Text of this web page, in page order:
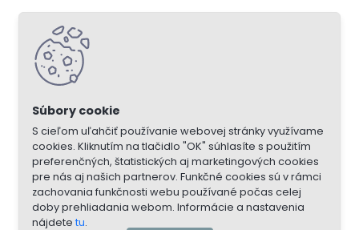
S cieľom uľahčiť používanie webovej stránky využívame
cookies. Kliknutím na tlačidlo "OK" súhlasíte s použitím
preferenčných, štatistických aj marketingových cookies
pre nás aj našich partnerov. Funkčné cookies sú v rámci
zachovania funkčnosti webu používané počas celej
doby prehliadania webom. Informácie a nastavenia
nájdete tu.